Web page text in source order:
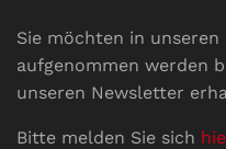
Sie möchten in unseren
aufgenommen werden
unseren Newsletter
Bitte melden Sie sich